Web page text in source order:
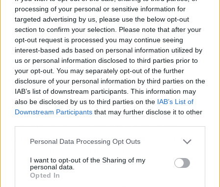
processing of your personal or sensitive information for
targeted advertising by us, please use the below opt-out
section to confirm your selection. Please note that after your
opt-out request is processed you may continue seeing
interest-based ads based on personal information utilized by
us or personal information disclosed to third parties prior to
your opt-out. You may separately opt-out of the further
disclosure of your personal information by third parties on the
IAB’s list of downstream participants. This information may
also be disclosed by us to third parties on the IAB’s List of
Downstream Participants that may further disclose it to other
Personal Data Processing Opt Outs
I want to opt-out of the Sharing of my
personal data.
Opted In
euros. DONCAPTADOR.COM no ha llevado a
cabo hasta el momento ninguna ronda de
financiación y no contempla hacerlo a corto
plazo, ya que se centra “en un crecimiento
orgánico, centrado más en la calidad que en la
cantidad”, subraya del Saz.
DONCAPTADOR.COM, que cuenta con una
plantilla de quince trabajadores, acaba de ser
incluido en el Mapa Proptech elaborado por API
Cataluña, que ya cuenta con más de 500
empresas tecnológicas relacionadas con el
Artículo anterior